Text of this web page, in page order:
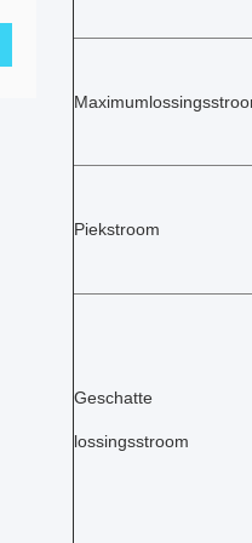
Piekstroom
Geschatte
lossingsstroom